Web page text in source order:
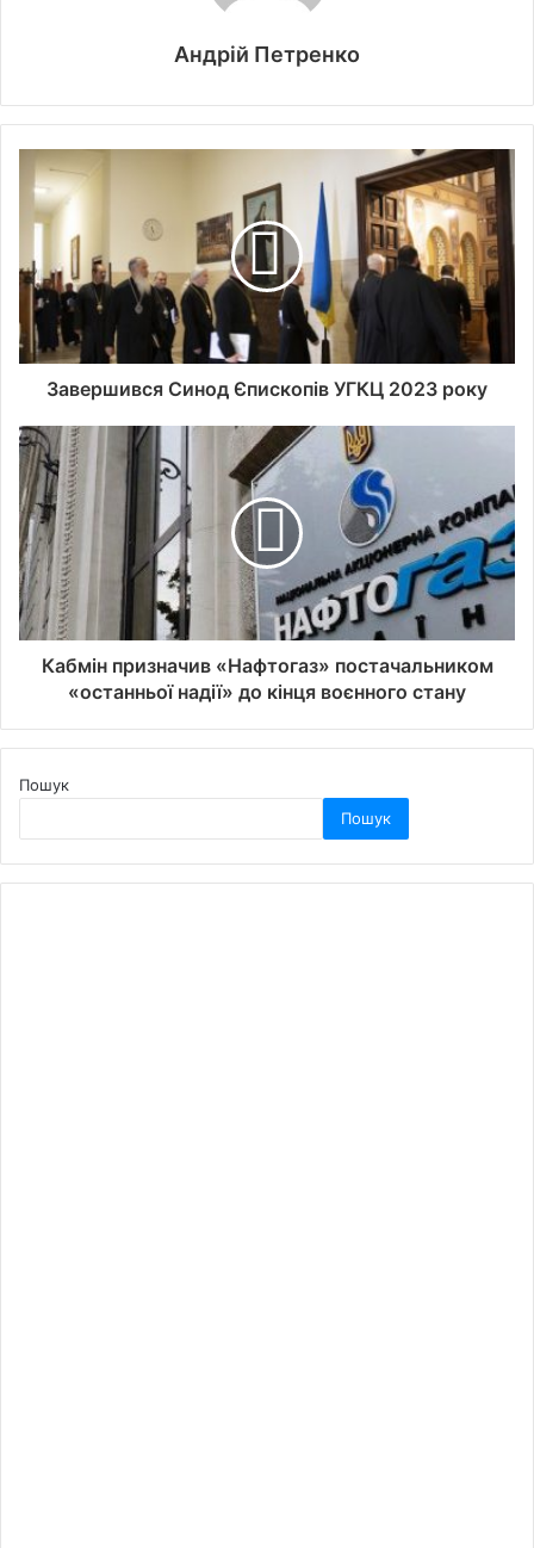
Андрій Петренко
Завершився Синод Єпископів УГКЦ 2023 року
Кабмін призначив «Нафтогаз» постачальником
«останньої надії» до кінця воєнного стану
Пошук
Пошук